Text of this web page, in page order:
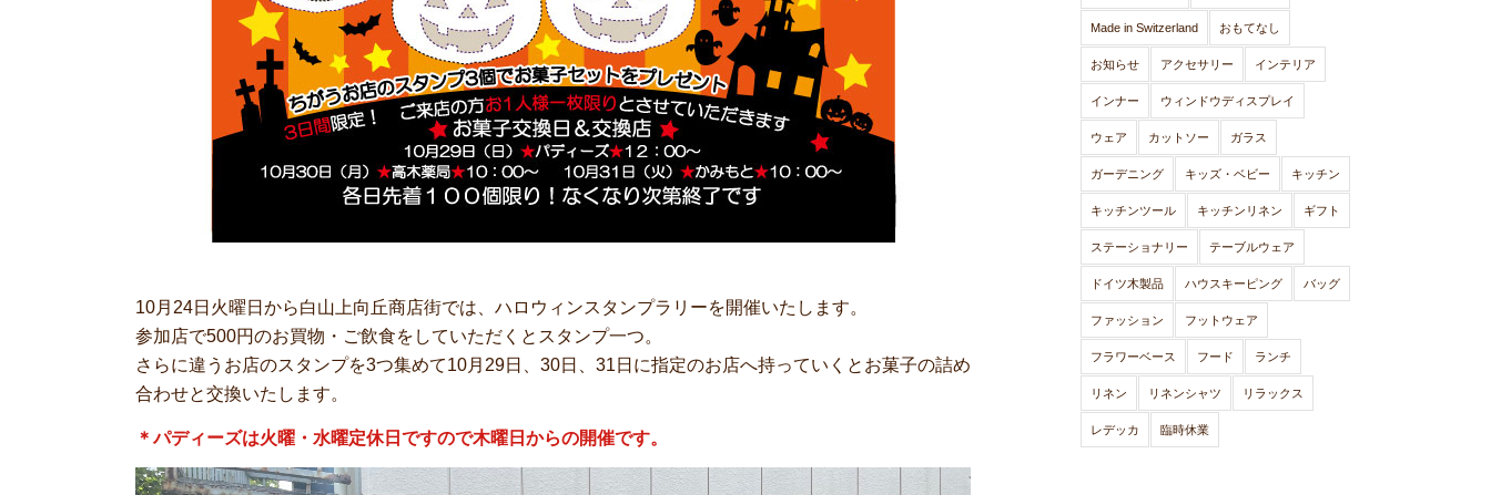
10月24日火曜日から白山上向丘商店街では、ハロウィンスタンプラリーを開催いたします。
参加店で500円のお買物・ご飲食をしていただくとスタンプ一つ。
さらに違うお店のスタンプを3つ集めて10月29日、30日、31日に指定のお店へ持っていくとお菓子の詰め
合わせと交換いたします。
＊パディーズは火曜・水曜定休日ですので木曜日からの開催です。
Made in Switzerland おもてなし
お知らせ アクセサリー インテリア
インナー ウィンドウディスプレイ
ウェア カットソー ガラス
ガーデニング キッズ・ベビー キッチン
キッチンツール キッチンリネン ギフト
ステーショナリー テーブルウェア
ドイツ木製品 ハウスキーピング バッグ
ファッション フットウェア
フラワーベース フード ランチ
リネン リネンシャツ リラックス
レデッカ 臨時休業